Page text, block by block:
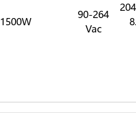
1500W
90-264
Vac